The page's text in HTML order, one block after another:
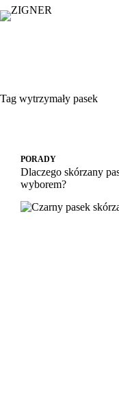
Przejdź
do
Tag wytrzymały pasek
PORADY
Dlaczego skórzany
wyborem?